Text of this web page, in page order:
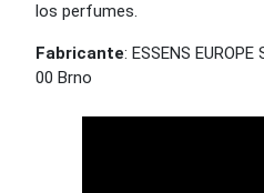
los perfumes.
Fabricante: ESSENS
00 Brno